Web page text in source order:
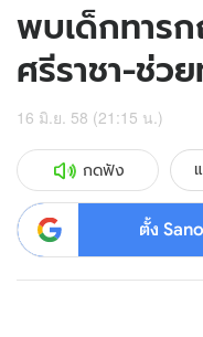
พบเด็กทาร
ศรีราชา-ช่ว
16 มิ.ย. 58 (21:15 น.)
กดฟัง
ตั้ง